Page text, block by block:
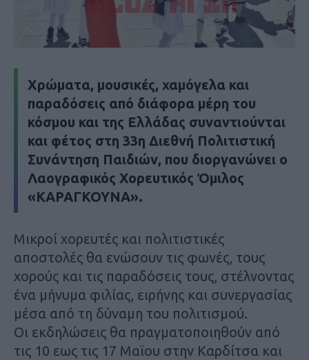
Χρώματα, μουσικές, χαμόγελα και
παραδόσεις από διάφορα μέρη του
κόσμου και της Ελλάδας συναντιούνται
και φέτος στη 33η Διεθνή Πολιτιστική
Συνάντηση Παιδιών, που διοργανώνει ο
Λαογραφικός Χορευτικός Όμιλος
«ΚΑΡΑΓΚΟΥΝΑ».
Μικροί χορευτές και πολιτιστικές
αποστολές θα ενώσουν τις φωνές, τους
χορούς και τις παραδόσεις τους, στέλνοντας
ένα μήνυμα φιλίας, ειρήνης και συνεργασίας
μέσα από τη δύναμη του πολιτισμού.
Οι εκδηλώσεις θα πραγματοποιηθούν από
τις 10 εως τις 17 Μαϊου στην Καρδίτσα και